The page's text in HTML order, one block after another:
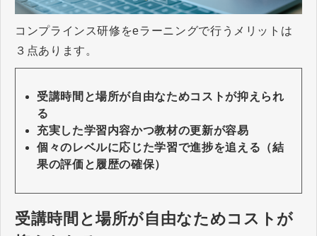
コンプラインス研修をeラーニングで行うメリットは
３点あります。
受講時間と場所が自由なためコストが抑えられ
る
充実した学習内容かつ教材の更新が容易
個々のレベルに応じた学習で進捗を追える（結
果の評価と履歴の確保）
受講時間と場所が自由なためコストが